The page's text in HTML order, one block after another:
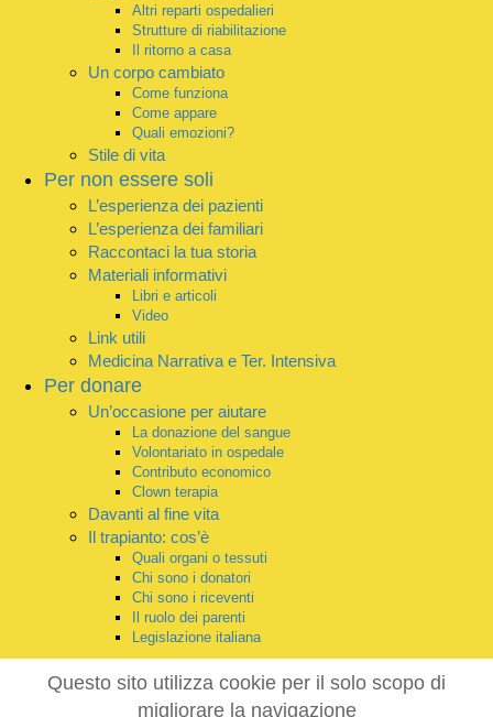
Altri reparti ospedalieri
Strutture di riabilitazione
Il ritorno a casa
Un corpo cambiato
Come funziona
Come appare
Quali emozioni?
Stile di vita
Per non essere soli
L’esperienza dei pazienti
L’esperienza dei familiari
Raccontaci la tua storia
Materiali informativi
Libri e articoli
Video
Link utili
Medicina Narrativa e Ter. Intensiva
Per donare
Un’occasione per aiutare
La donazione del sangue
Volontariato in ospedale
Contributo economico
Clown terapia
Davanti al fine vita
Il trapianto: cos’è
Quali organi o tessuti
Chi sono i donatori
Chi sono i riceventi
Il ruolo dei parenti
Legislazione italiana
Questo sito utilizza cookie per il solo scopo di
migliorare la navigazione